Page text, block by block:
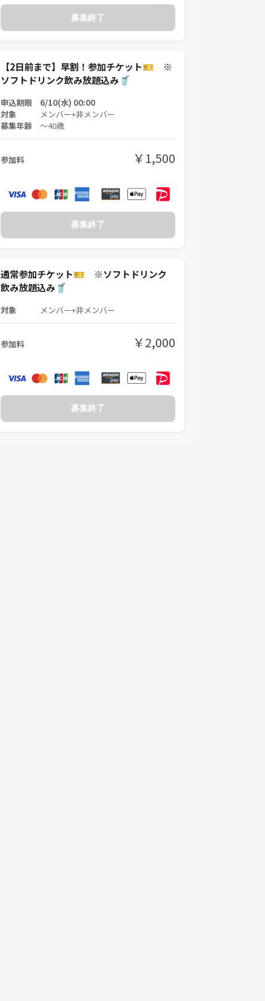
募集終了
【2日前まで】早割！参加チケット🎫 ※
ソフトドリンク飲み放題込み🥤
申込期限 6/10(水) 00:00
対象 メンバー+非メンバー
募集年齢 〜40歳
参加料 ￥1,500
募集終了
通常参加チケット🎫 ※ソフトドリンク
飲み放題込み🥤
対象 メンバー+非メンバー
参加料 ￥2,000
募集終了